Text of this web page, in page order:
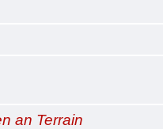
an Terrain